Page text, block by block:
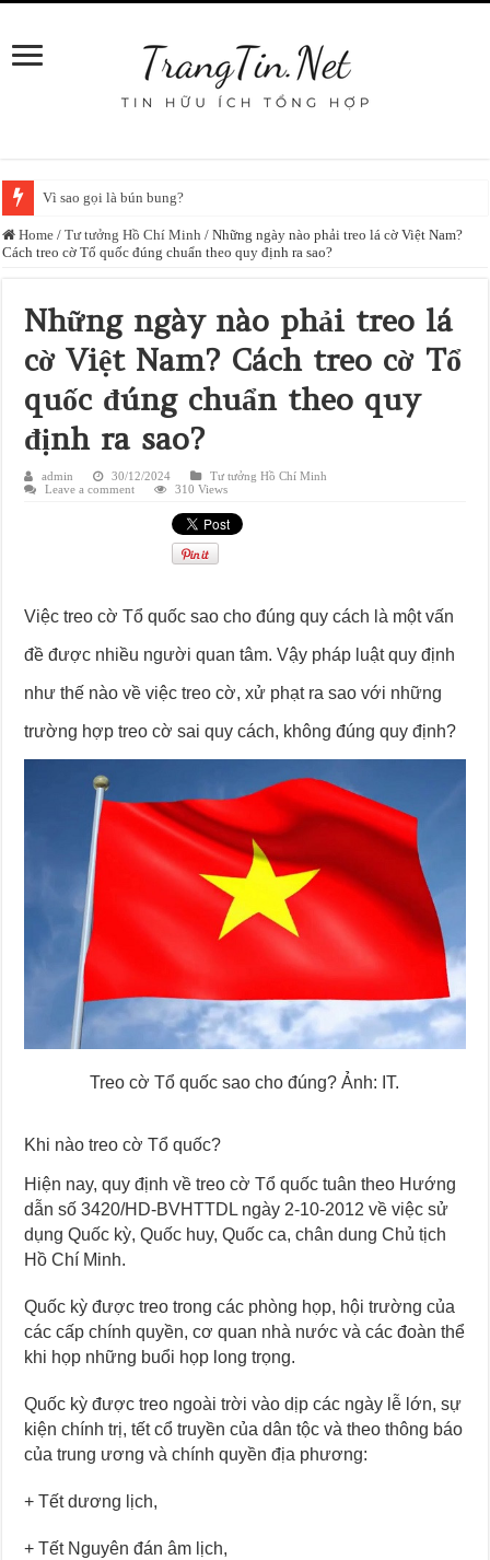
Vì sao gọi là bún bung?
Home / Tư tưởng Hồ Chí Minh / Những ngày nào phải treo lá cờ Việt Nam?
Cách treo cờ Tổ quốc đúng chuẩn theo quy định ra sao?
Những ngày nào phải treo lá
cờ Việt Nam? Cách treo cờ Tổ
quốc đúng chuẩn theo quy
định ra sao?
admin 30/12/2024
Tư tưởng Hồ Chí Minh
Leave a comment
310 Views
Việc treo cờ Tổ quốc sao cho đúng quy cách là một vấn
đề được nhiều người quan tâm. Vậy pháp luật quy định
như thế nào về việc treo cờ, xử phạt ra sao với những
trường hợp treo cờ sai quy cách, không đúng quy định?
Treo cờ Tổ quốc sao cho đúng? Ảnh: IT.
Khi nào treo cờ Tổ quốc?
Hiện nay, quy định về treo cờ Tổ quốc tuân theo Hướng
dẫn số 3420/HD-BVHTTDL ngày 2-10-2012 về việc sử
dụng Quốc kỳ, Quốc huy, Quốc ca, chân dung Chủ tịch
Hồ Chí Minh.
Quốc kỳ được treo trong các phòng họp, hội trường của
các cấp chính quyền, cơ quan nhà nước và các đoàn thể
khi họp những buổi họp long trọng.
Quốc kỳ được treo ngoài trời vào dịp các ngày lễ lớn, sự
kiện chính trị, tết cổ truyền của dân tộc và theo thông báo
của trung ương và chính quyền địa phương:
+ Tết dương lịch,
+ Tết Nguyên đán âm lịch,